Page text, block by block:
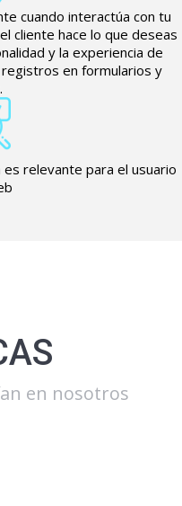
cuando interactúa con tu
cliente hace lo que deseas
y la experiencia de
en formularios y
relevante para el usuario
en nosotros